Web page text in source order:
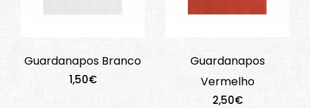
Guardanapos Branco
1,50€
Guardanapos
Vermelho
2,50€